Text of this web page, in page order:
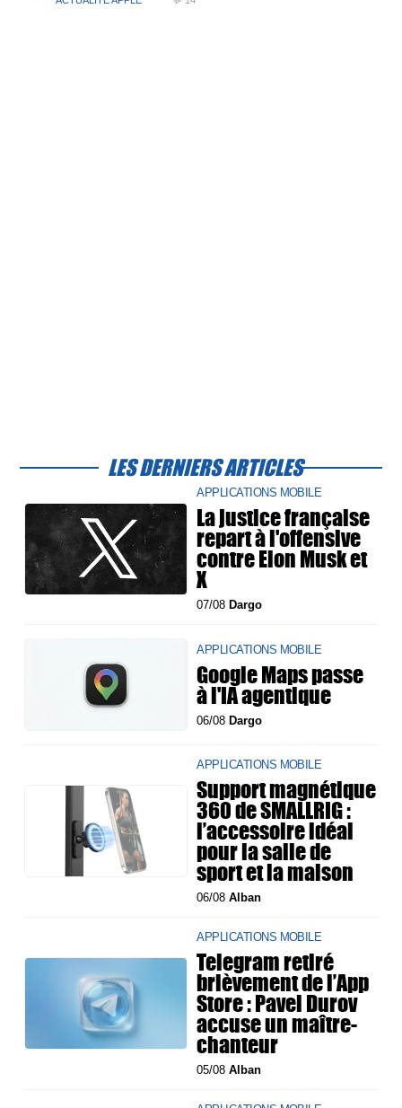
LES DERNIERS ARTICLES
APPLICATIONS MOBILE
La justice française
repart à l'offensive
contre Elon Musk et
X
07/08 Dargo
APPLICATIONS MOBILE
Google Maps passe
à l'IA agentique
06/08Dargo
APPLICATIONS MOBILE
Support magnétique
360 de SMALLRIG :
l’accessoire idéal
pour la salle de
sport et la maison
06/08Alban
APPLICATIONS MOBILE
Telegram retiré
brièvement de l’App
Store : Pavel Durov
accuse un maître-
chanteur
05/08Alban